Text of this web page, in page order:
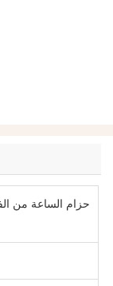
حزام الساعة من